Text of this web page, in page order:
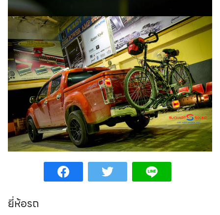
Search
Search
ยี่ห้อรถ